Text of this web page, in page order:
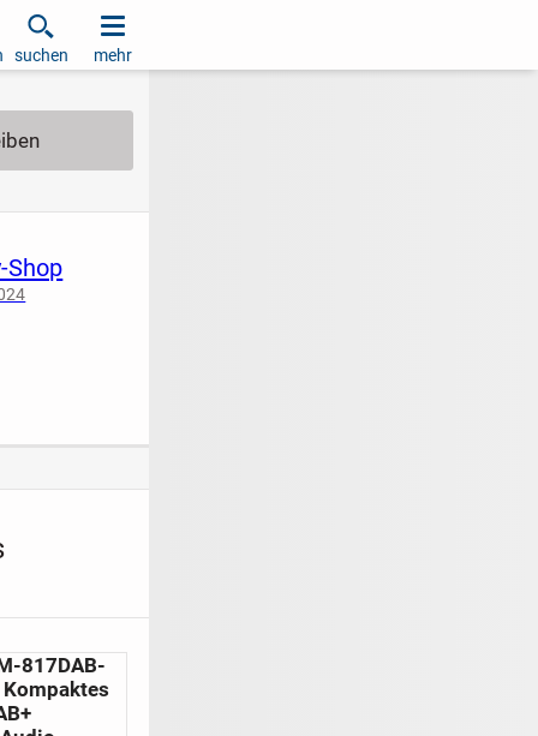
suchen mehr
Shop
817DAB-
Kompaktes